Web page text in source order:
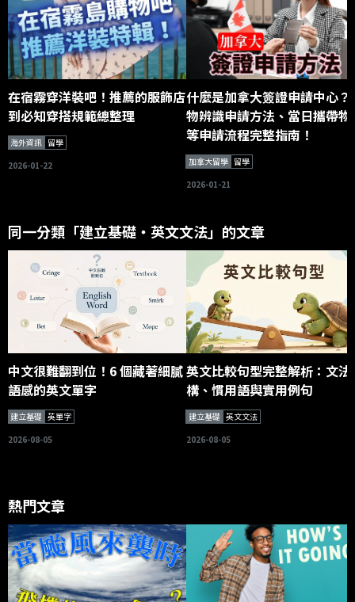
在宿霧穿洋裝吧！推薦的服飾店
到必知穿搭規範總整理
海外資訊 留學
2026-01-22
什麼是加拿大簽證申請中心？
物辨識申請方法、當日攜帶物
等申請流程完整指南！
加拿大留學 留學
2026-01-21
同一分類「建立基礎・英文文法」的文章
中文很難翻到位！6 個藏著細膩
語感的英文單字
建立基礎 英單字
2026-08-05
英文比較句型完整解析：文法
構、慣用語與實用例句
建立基礎 英文文法
2026-08-05
熱門文章